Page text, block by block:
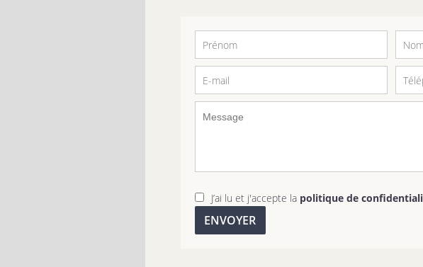
J’ai lu et j'accepte la politique de
ENVOYER